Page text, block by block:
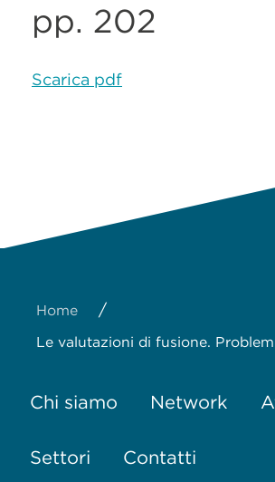
pp. 202
Scarica pdf
Home /
Le valutazioni di fusione.
Chi siamo Network
Settori Contatti